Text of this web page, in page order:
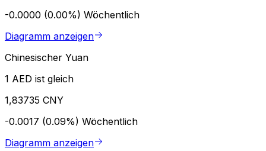
-0.0000 (0.00%) Wöchentlich
Diagramm anzeigen
Chinesischer Yuan
1 AED ist gleich
1,83735 CNY
-0.0017 (0.09%) Wöchentlich
Diagramm anzeigen